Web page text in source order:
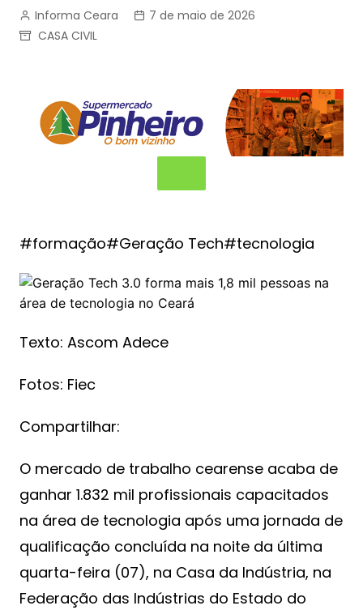
Informa Ceara
7 de maio de 2026
CASA CIVIL
#formação#Geração Tech#tecnologia
Texto: Ascom Adece
Fotos: Fiec
Compartilhar:
O mercado de trabalho cearense acaba de
ganhar 1.832 mil profissionais capacitados
na área de tecnologia após uma jornada de
qualificação concluída na noite da última
quarta-feira (07), na Casa da Indústria, na
Federação das Indústrias do Estado do